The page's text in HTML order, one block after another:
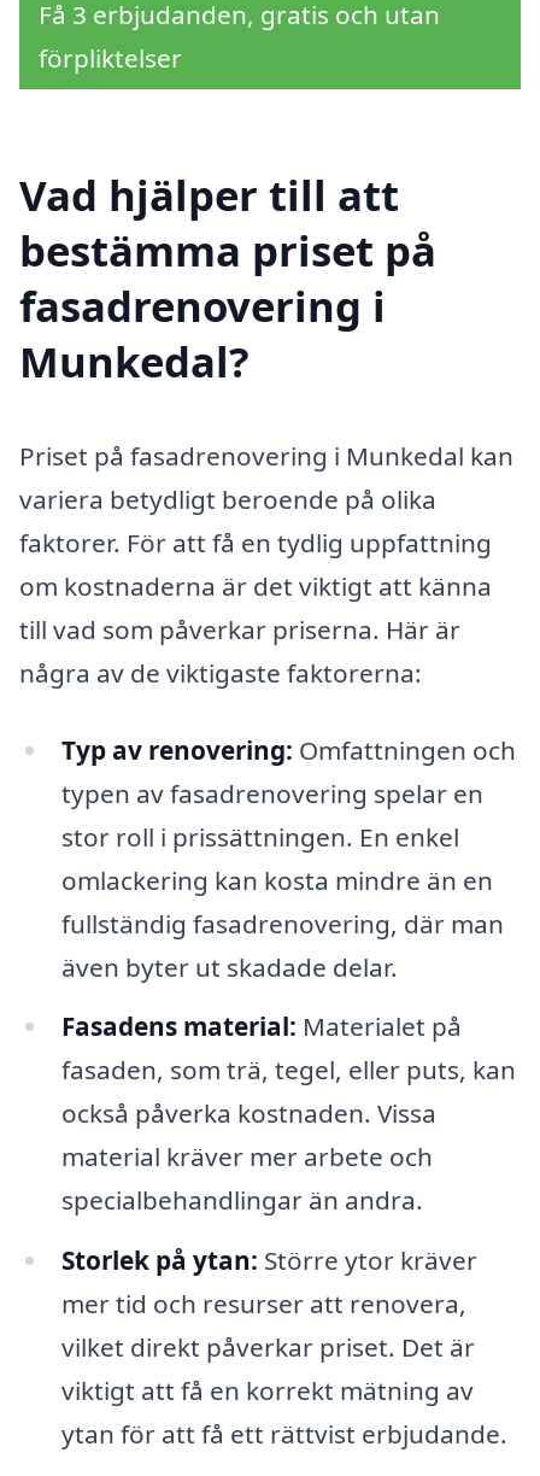
Få 3 erbjudanden, gratis och utan
förpliktelser
Vad hjälper till att
bestämma priset på
fasadrenovering i
Munkedal?
Priset på fasadrenovering i Munkedal kan
variera betydligt beroende på olika
faktorer. För att få en tydlig uppfattning
om kostnaderna är det viktigt att känna
till vad som påverkar priserna. Här är
några av de viktigaste faktorerna:
Typ av renovering: Omfattningen och
typen av fasadrenovering spelar en
stor roll i prissättningen. En enkel
omlackering kan kosta mindre än en
fullständig fasadrenovering, där man
även byter ut skadade delar.
Fasadens material: Materialet på
fasaden, som trä, tegel, eller puts, kan
också påverka kostnaden. Vissa
material kräver mer arbete och
specialbehandlingar än andra.
Storlek på ytan: Större ytor kräver
mer tid och resurser att renovera,
vilket direkt påverkar priset. Det är
viktigt att få en korrekt mätning av
ytan för att få ett rättvist erbjudande.